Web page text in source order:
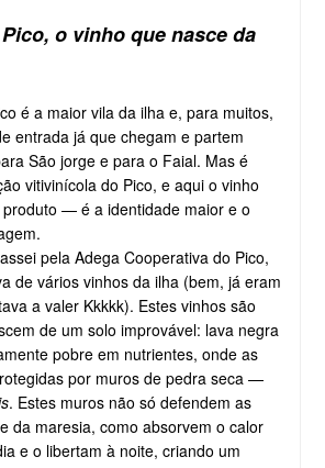
o vinho que nasce da
é a maior vila da ilha e, para muitos,
entrada já que chegam e partem
São jorge e para o Faial. Mas é
vitivinícola do Pico, e aqui o vinho
— é a identidade maior e o
pela Adega Cooperativa do Pico,
de vários vinhos da ilha (bem, já eram
a valer Kkkkk). Estes vinhos são
de um solo improvável: lava negra
pobre em nutrientes, onde as
por muros de pedra seca —
. Estes muros não só defendem as
da maresia, como absorvem o calor
e o libertam à noite, criando um